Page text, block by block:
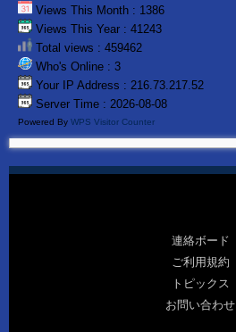
Views This Month : 1386
Views This Year : 41243
Total views : 459462
Who's Online : 3
Your IP Address : 216.73.217.52
Server Time : 2026-08-08
Powered By WPS Visitor Counter
連絡ボード
ご利用規約
トピックス
お問い合わせ